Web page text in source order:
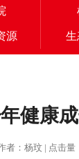
源 生
健康
者：杨玟 | 点击